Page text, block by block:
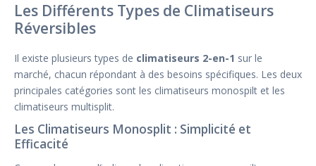
Les Différents Types de Climatiseurs
Réversibles
Il existe plusieurs types de climatiseurs 2-en-1 sur le
marché, chacun répondant à des besoins spécifiques. Les deux
principales catégories sont les climatiseurs monospilt et les
climatiseurs multisplit.
Les Climatiseurs Monosplit : Simplicité et
Efficacité